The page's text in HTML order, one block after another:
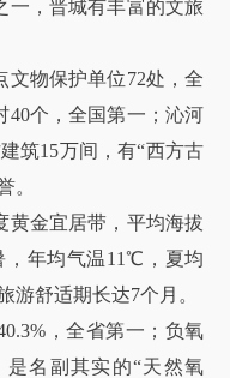
，晋城有丰富的文旅
文物保护单位72处，全
40个，全国第一；沁河
筑15万间，有“西方古
。
黄金宜居带，平均海拔
，年均气温11℃，夏均
游舒适期长达7个月。
，全省第一；负氧
是名副其实的“天然氧